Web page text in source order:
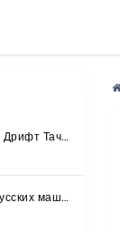
Drive Zone Online: Дрифт Тачки
RCD - Дрифт на русских машинах